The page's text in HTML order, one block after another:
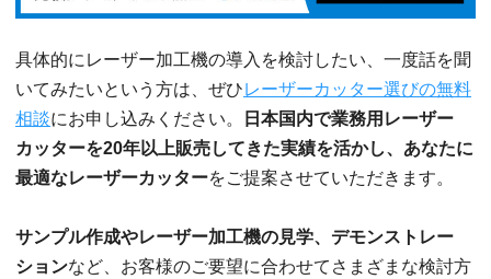
具体的にレーザー加工機の導入を検討したい、一度話を聞
いてみたいという方は、ぜひレーザーカッター選びの無料
相談にお申し込みください。
日本国内で業務用レーザー
カッターを20年以上販売してきた実績を活かし、あなたに
最適なレーザーカッターをご提案させていただきます。
サンプル作成やレーザー加工機の見学、デモンストレー
ションなど、お客様のご要望に合わせてさまざまな検討方